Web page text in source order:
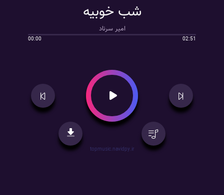
شب خوبیه
امیر سرناد
00:00 02:51
topmusic.navidpy.ir